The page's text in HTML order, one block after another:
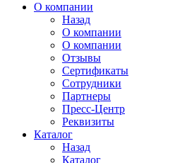
О компании
Назад
О компании
О компании
Отзывы
Сертификаты
Сотрудники
Партнеры
Пресс-Центр
Реквизиты
Каталог
Назад
Каталог